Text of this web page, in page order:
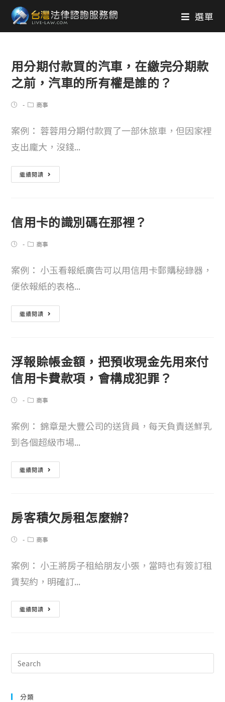
選單
用分期付款買的汽車，在繳完分期款
之前，汽車的所有權是誰的？
商事
案例： 蓉蓉用分期付款買了一部休旅車，但因家裡
支出龐大，沒錢...
繼續閱讀
信用卡的識別碼在那裡？
商事
案例： 小玉看報紙廣告可以用信用卡郵購秘錄器，
便依報紙的表格...
繼續閱讀
浮報賒帳金額，把預收現金先用來付
信用卡費款項，會構成犯罪？
商事
案例： 錦章是大豐公司的送貨員，每天負責送鮮乳
到各個超級市場...
繼續閱讀
房客積欠房租怎麼辦?
商事
案例： 小王將房子租給朋友小張，當時也有簽訂租
賃契約，明確訂...
繼續閱讀
分類